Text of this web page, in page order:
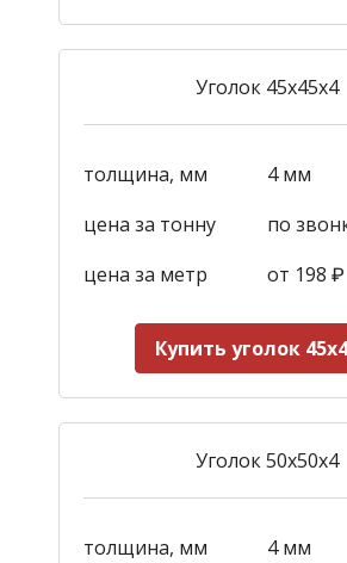
Уголок 45х45х4
толщина, мм
4 мм
цена за тонну
по
цена за метр
от 198 ₽
Купить уголок
Уголок 50х50х4
толщина, мм
4 мм